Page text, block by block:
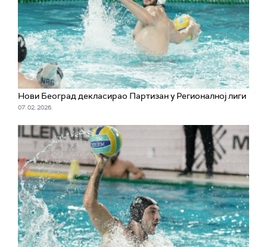
Нови Београд декласирао Партизан у Регионалној лиги
07. 02. 2026.